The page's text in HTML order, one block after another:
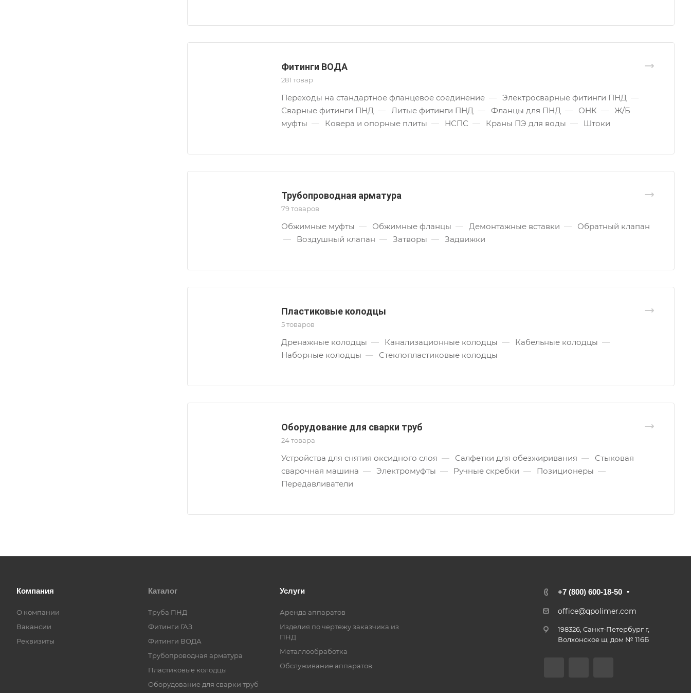
Фитинги ВОДА
281 товар
Переходы на стандартное фланцевое соединение — Электросварные фитинги ПНД —
Сварные фитинги ПНД — Литые фитинги ПНД — Фланцы для ПНД — ОНК — Ж/Б
муфты — Ковера и опорные плиты — НСПС — Краны ПЭ для воды — Штоки
Трубопроводная арматура
79 товаров
Обжимные муфты — Обжимные фланцы — Демонтажные вставки —
Обратный клапан
—
Воздушный клапан — Затворы — Задвижки
Пластиковые колодцы
5 товаров
Дренажные колодцы — Канализационные колодцы — Кабельные колодцы —
Наборные колодцы — Стеклопластиковые колодцы
Оборудование для сварки труб
24 товара
Устройства для снятия оксидного слоя — Салфетки для обезжиривания —
Стыковая
сварочная машина — Электромуфты — Ручные скребки — Позиционеры —
Передавливатели
Компания
О компании
Вакансии
Реквизиты
Каталог
Труба ПНД
Фитинги ГАЗ
Фитинги ВОДА
Трубопроводная арматура
Пластиковые колодцы
Оборудование для сварки труб
Услуги
Аренда аппаратов
Изделия по чертежу заказчика из
ПНД
Металлообработка
Обслуживание аппаратов
+7 (800) 600-18-50
office@qpolimer.com
198326, Санкт-Петербург г,
Волхонское ш, дом № 116Б